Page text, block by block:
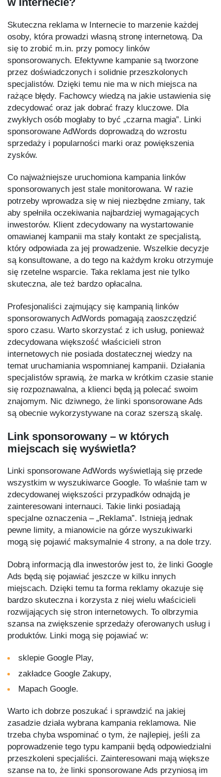
Skuteczna reklama w Internecie to marzenie każdej
osoby, która prowadzi własną stronę internetową. Da
się to zrobić m.in. przy pomocy linków
sponsorowanych. Efektywne kampanie są tworzone
przez doświadczonych i solidnie przeszkolonych
specjalistów. Dzięki temu nie ma w nich miejsca na
rażące błędy. Fachowcy wiedzą na jakie ustawienia się
zdecydować oraz jak dobrać frazy kluczowe. Dla
zwykłych osób mogłaby to być „czarna magia”. Linki
sponsorowane AdWords doprowadzą do wzrostu
sprzedaży i popularności marki oraz powiększenia
zysków.
Co najważniejsze uruchomiona kampania linków
sponsorowanych jest stale monitorowana. W razie
potrzeby wprowadza się w niej niezbędne zmiany, tak
aby spełniła oczekiwania najbardziej wymagających
inwestorów. Klient zdecydowany na wystartowanie
omawianej kampanii ma stały kontakt ze specjalistą,
który odpowiada za jej prowadzenie. Wszelkie decyzje
są konsultowane, a do tego na każdym kroku otrzymuje
się rzetelne wsparcie. Taka reklama jest nie tylko
skuteczna, ale też bardzo opłacalna.
Profesjonaliści zajmujący się kampanią linków
sponsorowanych AdWords pomagają zaoszczędzić
sporo czasu. Warto skorzystać z ich usług, ponieważ
zdecydowana większość właścicieli stron
internetowych nie posiada dostatecznej wiedzy na
temat uruchamiania wspomnianej kampanii. Działania
specjalistów sprawią, że marka w krótkim czasie stanie
się rozpoznawalna, a klienci będą ją polecać swoim
znajomym. Nic dziwnego, że linki sponsorowane Ads
są obecnie wykorzystywane na coraz szerszą skalę.
Link sponsorowany – w których
miejscach się wyświetla?
Linki sponsorowane AdWords wyświetlają się przede
wszystkim w wyszukiwarce Google. To właśnie tam w
zdecydowanej większości przypadków odnajdą je
zainteresowani internauci. Takie linki posiadają
specjalne oznaczenia – „Reklama”. Istnieją jednak
pewne limity, a mianowicie na górze wyszukiwarki
mogą się pojawić maksymalnie 4 strony, a na dole trzy.
Dobrą informacją dla inwestorów jest to, że linki Google
Ads będą się pojawiać jeszcze w kilku innych
miejscach. Dzięki temu ta forma reklamy okazuje się
bardzo skuteczna i korzysta z niej wielu właścicieli
rozwijających się stron internetowych. To olbrzymia
szansa na zwiększenie sprzedaży oferowanych usług i
produktów. Linki mogą się pojawiać w:
sklepie Google Play,
zakładce Google Zakupy,
Mapach Google.
Warto ich dobrze poszukać i sprawdzić na jakiej
zasadzie działa wybrana kampania reklamowa. Nie
trzeba chyba wspominać o tym, że najlepiej, jeśli za
poprowadzenie tego typu kampanii będą odpowiedzialni
przeszkoleni specjaliści. Zainteresowani mają większe
szanse na to, że linki sponsorowane Ads przyniosą im